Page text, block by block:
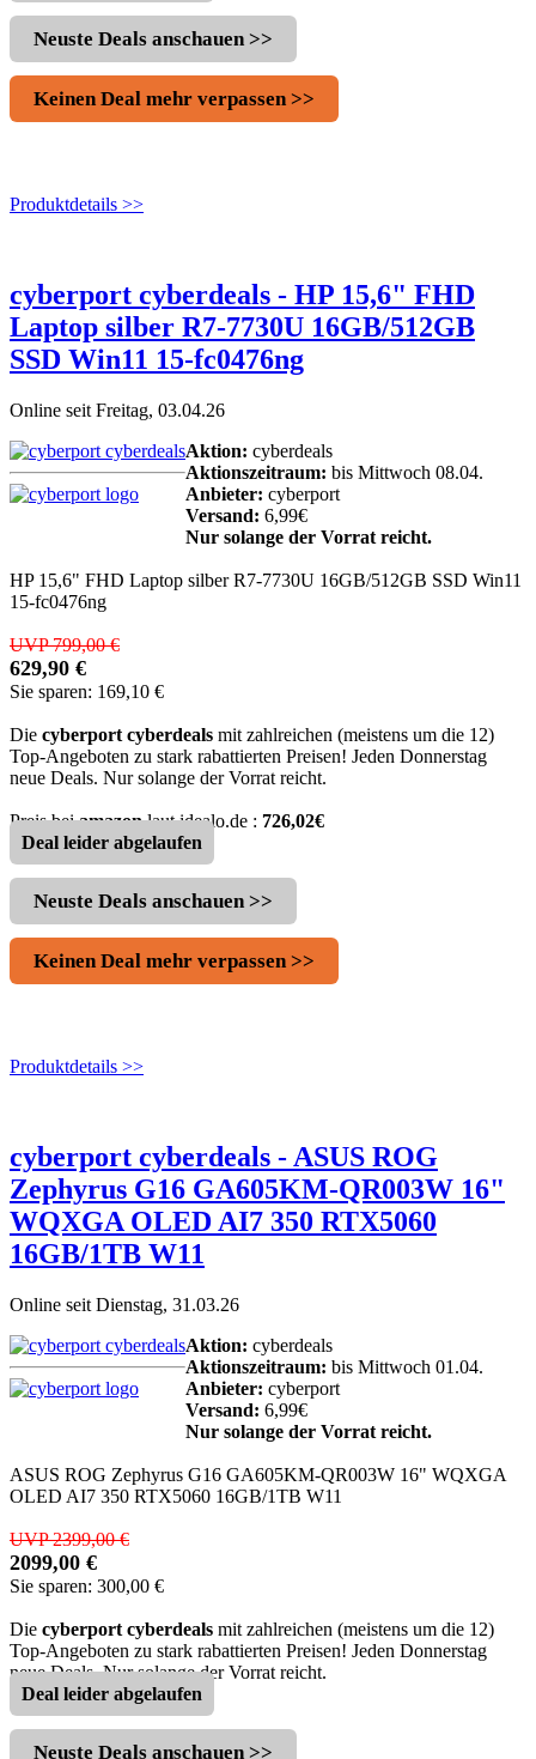
Neuste Deals anschauen >>
Keinen Deal mehr verpassen >>
Produktdetails >>
cyberport cyberdeals - HP 15,6" FHD
Laptop silber R7-7730U 16GB/512GB
SSD Win11 15-fc0476ng
Online seit Freitag, 03.04.26
Aktion: cyberdeals
Aktionszeitraum: bis Mittwoch 08.04.
Anbieter: cyberport
Versand: 6,99€
Nur solange der Vorrat reicht.
HP 15,6" FHD Laptop silber R7-7730U 16GB/512GB SSD Win11
15-fc0476ng
UVP 799,00 €
629,90 €
Sie sparen: 169,10 €
Die cyberport cyberdeals mit zahlreichen (meistens um die 12)
Top-Angeboten zu stark rabattierten Preisen! Jeden Donnerstag
neue Deals. Nur solange der Vorrat reicht.
Preis beiamazonlaut idealo.de : 726,02€
Deal leider abgelaufen
Neuste Deals anschauen >>
Keinen Deal mehr verpassen >>
Produktdetails >>
cyberport cyberdeals - ASUS ROG
Zephyrus G16 GA605KM-QR003W 16"
WQXGA OLED AI7 350 RTX5060
16GB/1TB W11
Online seit Dienstag, 31.03.26
Aktion: cyberdeals
Aktionszeitraum: bis Mittwoch 01.04.
Anbieter: cyberport
Versand: 6,99€
Nur solange der Vorrat reicht.
ASUS ROG Zephyrus G16 GA605KM-QR003W 16" WQXGA
OLED AI7 350 RTX5060 16GB/1TB W11
UVP 2399,00 €
2099,00 €
Sie sparen: 300,00 €
Die cyberport cyberdeals mit zahlreichen (meistens um die 12)
Top-Angeboten zu stark rabattierten Preisen! Jeden Donnerstag
neue Deals. Nur solange der Vorrat reicht.
Deal leider abgelaufen
Neuste Deals anschauen >>